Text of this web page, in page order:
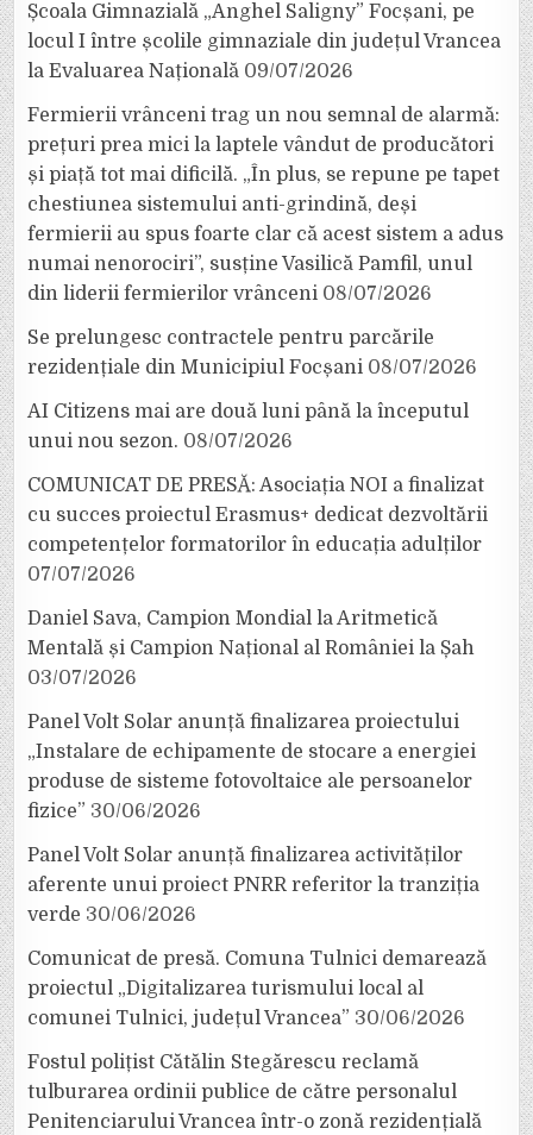
Școala Gimnazială „Anghel Saligny” Focșani, pe
locul I între școlile gimnaziale din județul Vrancea
la Evaluarea Națională 09/07/2026
Fermierii vrânceni trag un nou semnal de alarmă:
prețuri prea mici la laptele vândut de producători
și piață tot mai dificilă. „În plus, se repune pe tapet
chestiunea sistemului anti-grindină, deși
fermierii au spus foarte clar că acest sistem a adus
numai nenorociri”, susține Vasilică Pamfil, unul
din liderii fermierilor vrânceni 08/07/2026
Se prelungesc contractele pentru parcările
rezidențiale din Municipiul Focșani 08/07/2026
AI Citizens mai are două luni până la începutul
unui nou sezon. 08/07/2026
COMUNICAT DE PRESĂ: Asociația NOI a finalizat
cu succes proiectul Erasmus+ dedicat dezvoltării
competențelor formatorilor în educația adulților
07/07/2026
Daniel Sava, Campion Mondial la Aritmetică
Mentală și Campion Național al României la Șah
03/07/2026
Panel Volt Solar anunță finalizarea proiectului
„Instalare de echipamente de stocare a energiei
produse de sisteme fotovoltaice ale persoanelor
fizice” 30/06/2026
Panel Volt Solar anunță finalizarea activităților
aferente unui proiect PNRR referitor la tranziția
verde 30/06/2026
Comunicat de presă. Comuna Tulnici demarează
proiectul „Digitalizarea turismului local al
comunei Tulnici, județul Vrancea” 30/06/2026
Fostul polițist Cătălin Stegărescu reclamă
tulburarea ordinii publice de către personalul
Penitenciarului Vrancea într-o zonă rezidențială